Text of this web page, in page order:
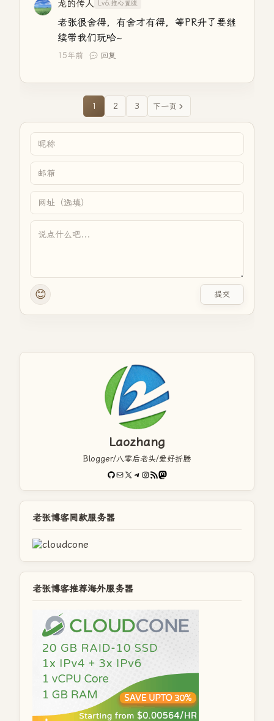
龙的传人 Lv6.推心置腹
老张很舍得，有舍才有得，等PR升了要继
续带我们玩哈~
15年前 回复
1 2 3 下一页
😊 提交
Laozhang
Blogger/八零后老头/爱好折腾
GitHub
电子邮件X Telegram
Instagram
RSS FeedMastodon
老张博客同款服务器
老张博客推荐海外服务器